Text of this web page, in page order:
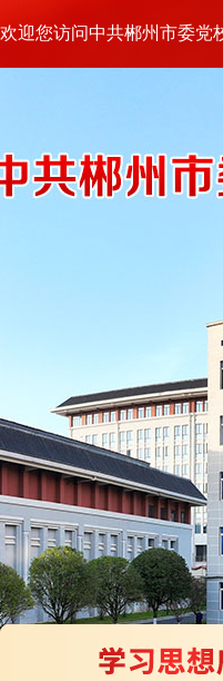
欢迎您访问中共郴州市委党